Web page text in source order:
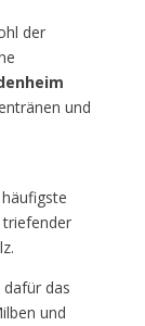
der
und
das
und